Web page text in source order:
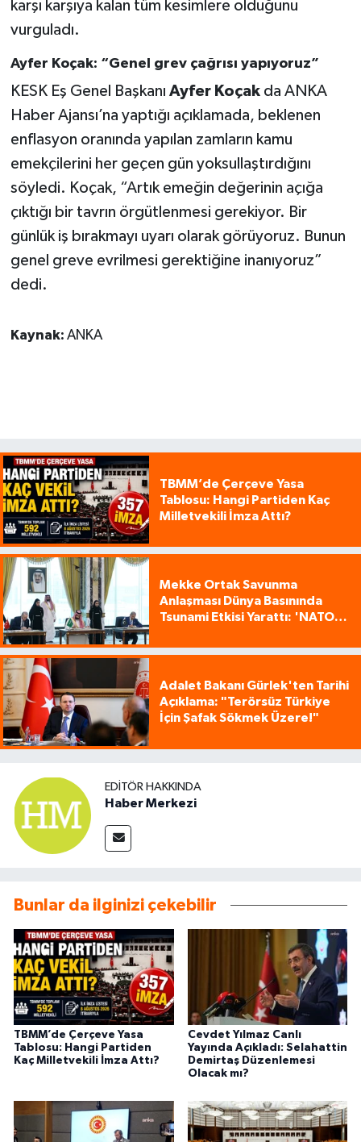
karşı karşıya kalan tüm kesimlere olduğunu
vurguladı.
Ayfer Koçak: “Genel grev çağrısı yapıyoruz”
KESK Eş Genel Başkanı Ayfer Koçakda ANKA
Haber Ajansı’na yaptığı açıklamada, beklenen
enflasyon oranında yapılan zamların kamu
emekçilerini her geçen gün yoksullaştırdığını
söyledi. Koçak, “Artık emeğin değerinin açığa
çıktığı bir tavrın örgütlenmesi gerekiyor. Bir
günlük iş bırakmayı uyarı olarak görüyoruz. Bunun
genel greve evrilmesi gerektiğine inanıyoruz”
dedi.
Kaynak: ANKA
TBMM’de Çerçeve Yasa
Tablosu: Hangi Partiden Kaç
Milletvekili İmza Attı?
Mekke Ortak Savunma
Anlaşması Dünya Basınında
Tsunami Etkisi Yarattı: 'NATO
Adalet Bakanı Gürlek'ten Tarihi
Açıklama: "Terörsüz Türkiye
İçin Şafak Sökmek Üzere!"
EDITÖR HAKKINDA
Haber Merkezi
Bunlar da ilginizi çekebilir
TBMM’de Çerçeve Yasa
Tablosu: Hangi Partiden
Kaç Milletvekili İmza Attı?
Cevdet Yılmaz Canlı
Yayında Açıkladı: Selahattin
Demirtaş Düzenlemesi
Olacak mı?